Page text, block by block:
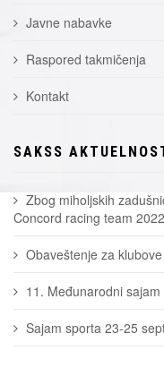
Javne nabavke
Raspored takmičenja
Kontakt
SAKSS
Zbog miholjskih
Concord racing team
Obaveštenje za
11. Međunarodni sajam
Sajam sporta 23-25